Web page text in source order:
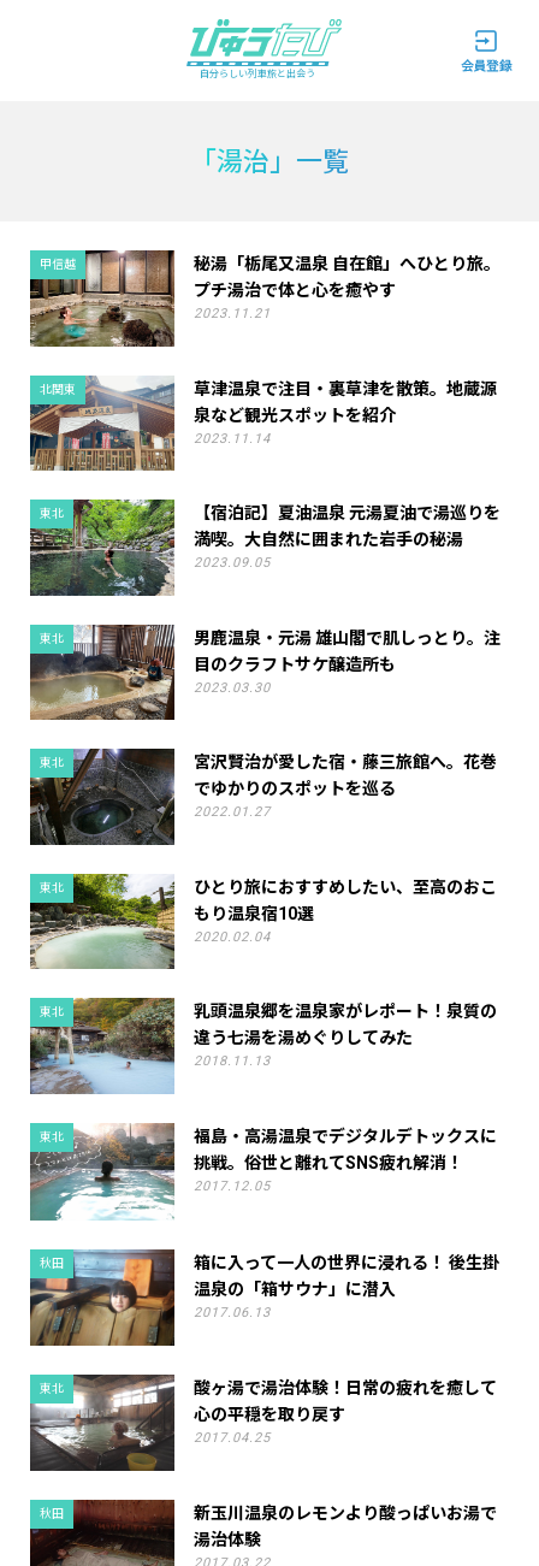
自分らしい列車旅と出会う
「湯治」一覧
甲信越
秘湯「栃尾又温泉 自在館」へひとり旅。
プチ湯治で体と心を癒やす
2023.11.21
北関東
草津温泉で注目・裏草津を散策。地蔵源
泉など観光スポットを紹介
2023.11.14
東北
【宿泊記】夏油温泉 元湯夏油で湯巡りを
満喫。大自然に囲まれた岩手の秘湯
2023.09.05
東北
男鹿温泉・元湯 雄山閣で肌しっとり。注
目のクラフトサケ醸造所も
2023.03.30
東北
宮沢賢治が愛した宿・藤三旅館へ。花巻
でゆかりのスポットを巡る
2022.01.27
東北
ひとり旅におすすめしたい、至高のおこ
もり温泉宿10選
2020.02.04
東北
乳頭温泉郷を温泉家がレポート！泉質の
違う七湯を湯めぐりしてみた
2018.11.13
東北
福島・高湯温泉でデジタルデトックスに
挑戦。俗世と離れてSNS疲れ解消！
2017.12.05
秋田
箱に入って一人の世界に浸れる！ 後生掛
温泉の「箱サウナ」に潜入
2017.06.13
東北
酸ヶ湯で湯治体験！日常の疲れを癒して
心の平穏を取り戻す
2017.04.25
秋田
新玉川温泉のレモンより酸っぱいお湯で
湯治体験